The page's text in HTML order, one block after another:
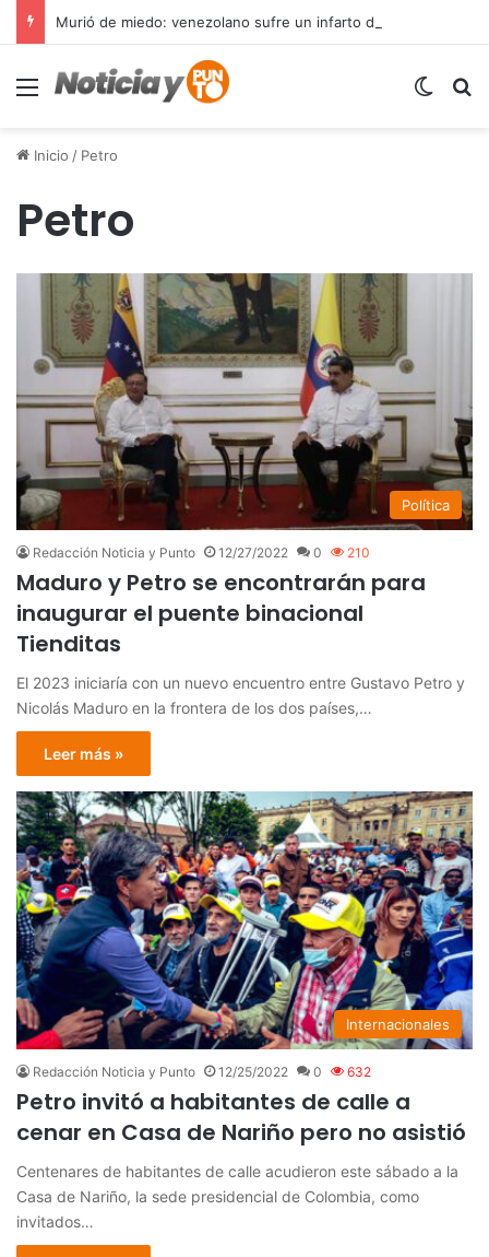
Menú
Inicio / Petro
Petro
Política
Redacción Noticia y Punto 12/27/2022 0 210
Maduro y Petro se encontrarán para
inaugurar el puente binacional
Tienditas
El 2023 iniciaría con un nuevo encuentro entre Gustavo Petro y
Nicolás Maduro en la frontera de los dos países,…
Leer más »
Internacionales
Redacción Noticia y Punto 12/25/2022 0 632
Petro invitó a habitantes de calle a
cenar en Casa de Nariño pero no asistió
Centenares de habitantes de calle acudieron este sábado a la
Casa de Nariño, la sede presidencial de Colombia, como
invitados…